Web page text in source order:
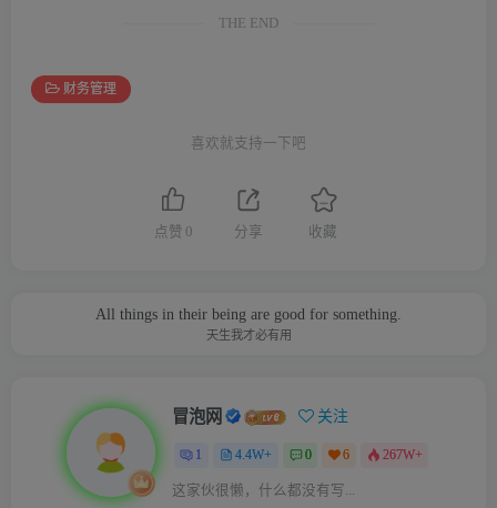
THE END
财务管理
喜欢就支持一下吧
点赞 0 分享 收藏
All things in their being are good for something.
天生我才必有用
冒泡网 关注
1 4.4W+ 0 6 267W+
这家伙很懒，什么都没有写...